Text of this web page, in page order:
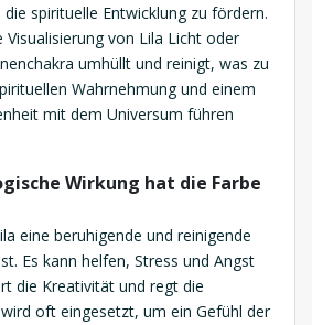
spirituelle Entwicklung zu fördern.
Visualisierung von Lila Licht oder
umhüllt und reinigt, was zu
Wahrnehmung und einem
mit dem Universum führen
Wirkung hat die Farbe
eine beruhigende und reinigende
Es kann helfen, Stress und Angst
die Kreativität und regt die
oft eingesetzt, um ein Gefühl der